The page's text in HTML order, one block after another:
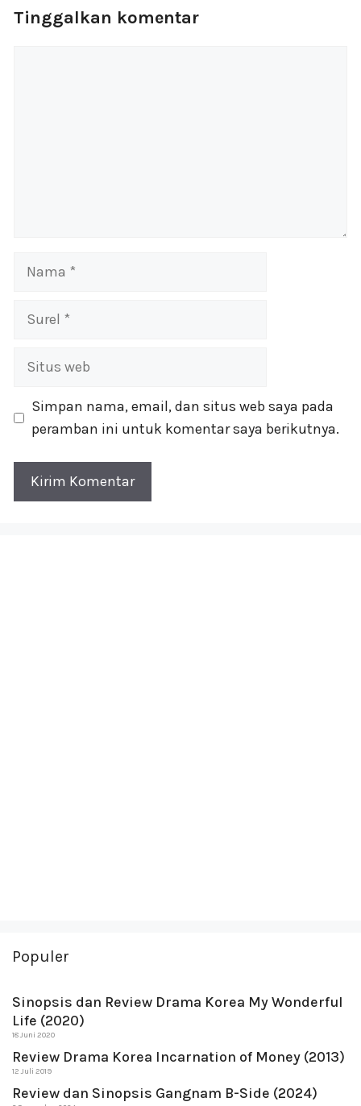
Tinggalkan komentar
Nama
Surel
Situs
Simpan nama, email, dan situs web saya pada
peramban ini untuk komentar saya berikutnya.
Populer
Sinopsis dan Review Drama Korea My Wonderful
Life (2020)
18 Juni 2020
Review Drama Korea Incarnation of Money (2013)
12 Juli 2019
Review dan Sinopsis Gangnam B-Side (2024)